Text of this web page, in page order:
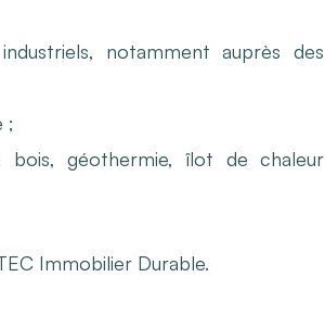
notamment auprès des
;
bois, géothermie, îlot de chaleur
Immobilier Durable.